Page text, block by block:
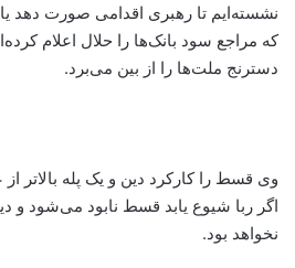
نشسته‌ایم تا رهبری اقدامی صورت دهد
که مراجع سود بانک‌ها را حلال اعلام
دسترنج ملت‌ها را از بین می‌برد.
وی قسط را کارکرد دین و یک پله بالاتر
اگر ربا شیوع یابد قسط نابود می‌شود و
نخواهد بود.